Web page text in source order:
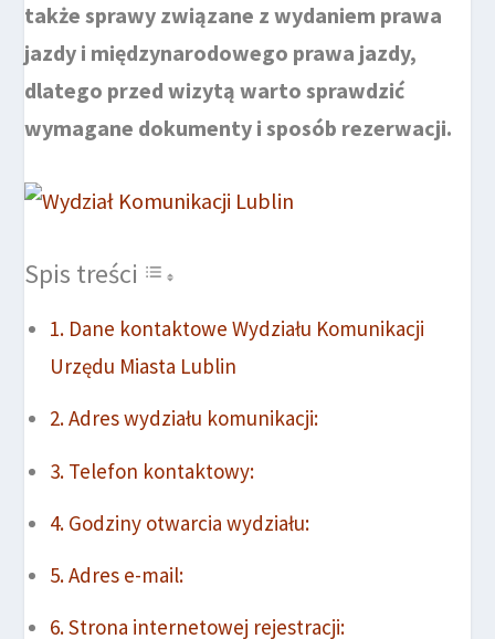
także sprawy związane z wydaniem prawa
jazdy i międzynarodowego prawa jazdy,
dlatego przed wizytą warto sprawdzić
wymagane dokumenty i sposób rezerwacji.
Spis treści
Dane kontaktowe Wydziału Komunikacji
Urzędu Miasta Lublin
Adres wydziału komunikacji:
Telefon kontaktowy:
Godziny otwarcia wydziału:
Adres e-mail:
Strona internetowej rejestracji: